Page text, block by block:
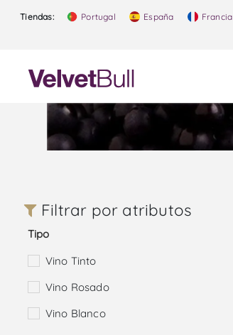
Tiendas: Portugal España Francia
Filtrar por atributos
Tipo
Vino Tinto
Vino Rosado
Vino Blanco